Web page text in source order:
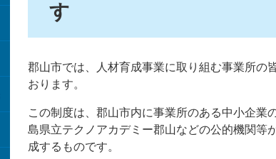
す
郡山市では、人材育成事業に取り組む事業所の
おります。
この制度は、郡山市内に事業所のある中小企業
島県立テクノアカデミー郡山などの公的機関等
成するものです。